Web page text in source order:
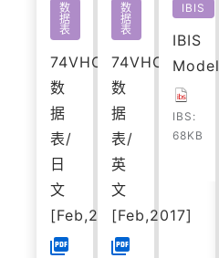
数
据
表
74VHC32FT
数
据
表/
日
文
[Feb,2017]
数
据
表
74VHC32FT
数
据
表/
英
文
[Feb,2017]
IBIS
IBIS
IBS:
68KB